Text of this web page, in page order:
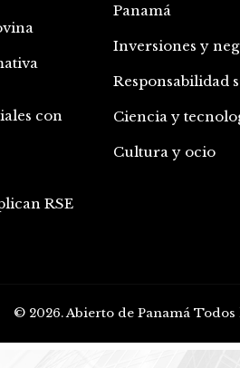
con
RSE
Panamá
Inversiones y
Responsabilidad
Ciencia y
Cultura y ocio
© 2026. Abierto de Panamá Todos